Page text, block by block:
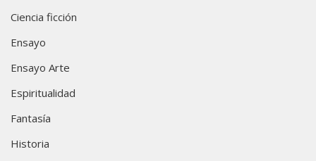
Ciencia ficción
Ensayo
Ensayo Arte
Espiritualidad
Fantasía
Historia